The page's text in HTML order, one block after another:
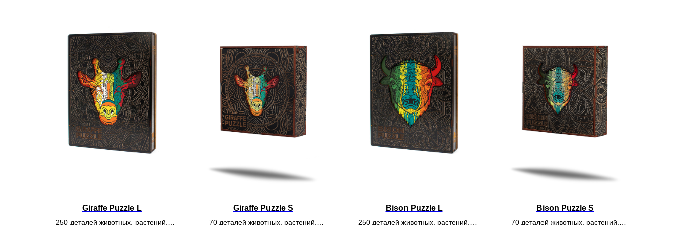
Giraffe Puzzle L
250 деталей животных, растений,
Giraffe Puzzle S
70 деталей животных, растений,
Bison Puzzle L
250 деталей животных, растений,
Bison Puzzle S
70 деталей животных, растений,